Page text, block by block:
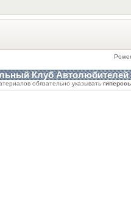
Клуб Автолюбителей
обязательно указывать